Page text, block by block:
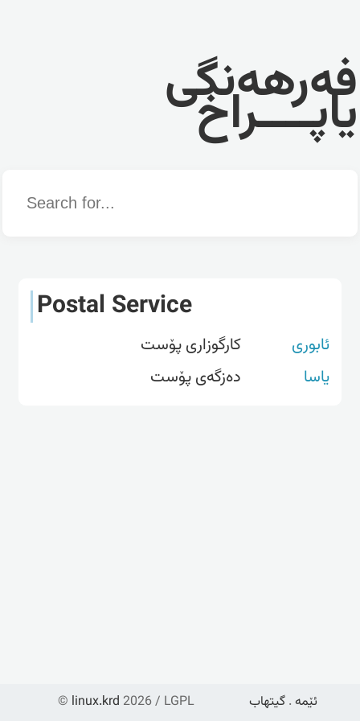
فەرهەنگی
یاپــــراخ
Word
Postal Service
ئابوری
کارگوزاری پۆست
یاسا
دەزگەی پۆست
© linux.krd 2026 / LGPL ئێمە . گیتهاب